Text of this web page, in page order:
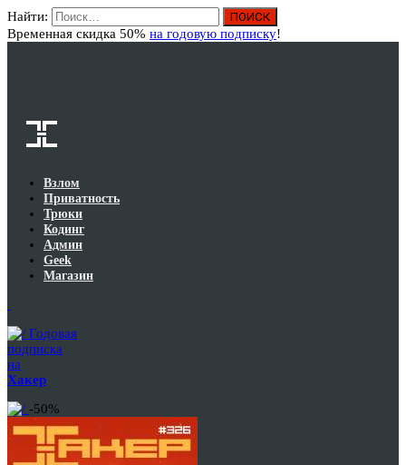
Найти:
Временная скидка 50% на годовую подписку!
Взлом
Приватность
Трюки
Кодинг
Админ
Geek
Магазин
Годовая
подписка
на
Хакер
-50%